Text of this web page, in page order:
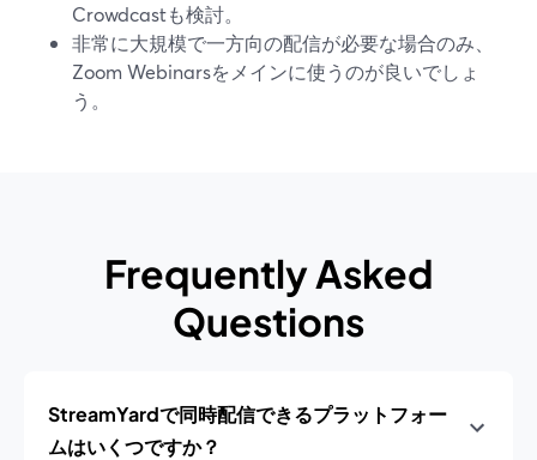
Crowdcastも検討。
非常に大規模で一方向の配信が必要な場合のみ、
Zoom Webinarsをメインに使うのが良いでしょ
う。
Frequently Asked
Questions
StreamYardで同時配信できるプラットフォー
ムはいくつですか？